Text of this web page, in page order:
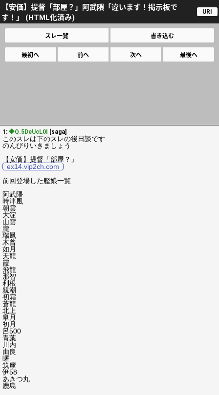
【安価】提督「部屋？」阿武隈「違います！掲示板で
す！」 (HTML化済み)
URI
スレ一覧 書き込む
最初へ 前へ 次へ 最後へ
1: ◆Q.5DeUcL0I [saga]
このスレは下のスレの後日談です
のんびりいきましょう
【安価】提督「部屋？」
ex14.vip2ch.com
前回登場した艦娘一覧
阿武隈
時津風
朝雲
大淀
山雲
朧
瑞鳳
木曾
如月
天龍
霞
飛龍
那智
利根
親潮
初霜
蒼龍
北上
皐月
初月
呂500
青葉
川内
由良
曙
筑摩
伊58
あきつ丸
鹿島